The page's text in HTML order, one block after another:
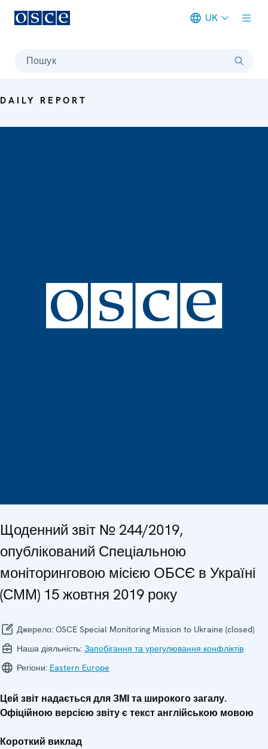
UK
Пошук
DAILY REPORT
Щоденний звіт № 244/2019,
опублікований Спеціальною
моніторинговою місією ОБСЄ в Україні
(СММ) 15 жовтня 2019 року
Джерело: OSCE Special Monitoring Mission to Ukraine (closed)
Наша діяльність: Запобігання та урегулювання конфліктів
Регіони: Eastern Europe
Цей звіт надається для ЗМІ та широкого загалу.
Офіційною версією звіту є текст англійською мовою
Короткий виклад